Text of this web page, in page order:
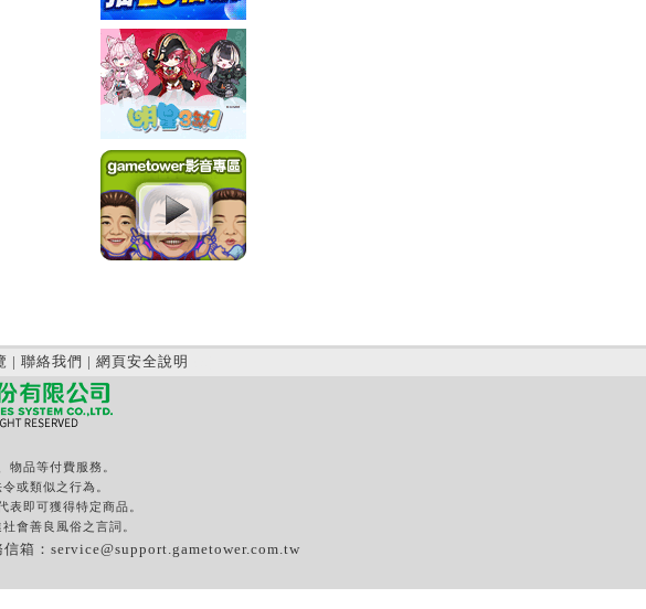
| 聯絡我們 | 網頁安全說明
品等付費服務。
或類似之行為。
即可獲得特定商品。
會善良風俗之言詞。
箱： service@support.gametower.com.tw